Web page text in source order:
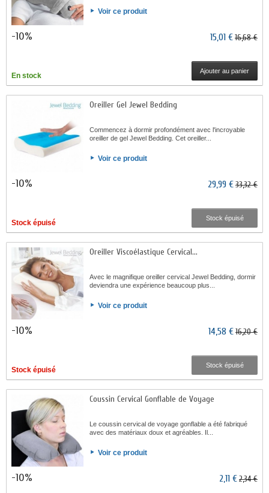
Voir ce produit
-10% 15,01 €16,68 €
En stock
Ajouter au panier
Oreiller Gel Jewel Bedding
Commencez à dormir profondément avec l'incroyable
oreiller de gel Jewel Bedding. Cet oreiller...
Voir ce produit
-10% 29,99 €33,32 €
Stock épuisé
Stock épuisé
Oreiller Viscoélastique Cervical...
Avec le magnifique oreiller cervical Jewel Bedding, dormir
deviendra une expérience beaucoup plus...
Voir ce produit
-10% 14,58 €16,20 €
Stock épuisé
Stock épuisé
Coussin Cervical Gonflable de Voyage
Le coussin cervical de voyage gonflable a été fabriqué
avec des matériaux doux et agréables. Il...
Voir ce produit
-10% 2,11 €2,34 €